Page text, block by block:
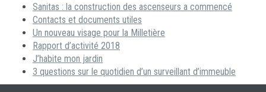
Sanitas : la construction des ascenseurs a commencé
Contacts et documents utiles
Un nouveau visage pour la Milletière
Rapport d’activité 2018
J’habite mon jardin
3 questions sur le quotidien d’un surveillant d’immeuble